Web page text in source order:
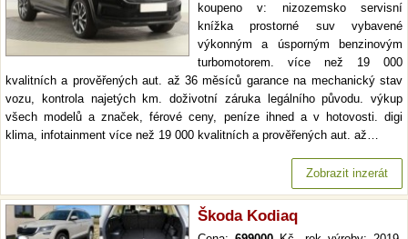
koupeno v: nizozemsko servisní
knížka prostorné suv vybavené
výkonným a úsporným benzinovým
turbomotorem. více než 19 000
kvalitních a prověřených aut. až 36 měsíců garance na mechanický stav
vozu, kontrola najetých km. doživotní záruka legálního původu. výkup
všech modelů a značek, férové ceny, peníze ihned a v hotovosti. digi
klima, infotainment více než 19 000 kvalitních a prověřených aut. až…
Zobrazit inzerát
Škoda Kodiaq